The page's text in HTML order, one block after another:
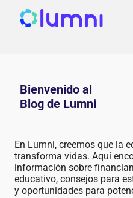
Bienvenido al
Blog de Lumni
En Lumni, creemos que la
transforma vidas. Aquí
información sobre
educativo, consejos para
y oportunidades para